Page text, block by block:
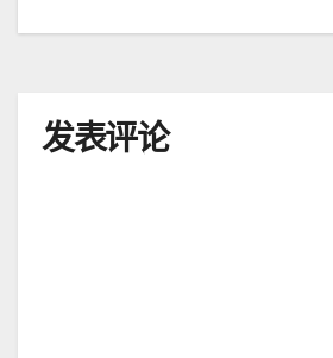
发表评论